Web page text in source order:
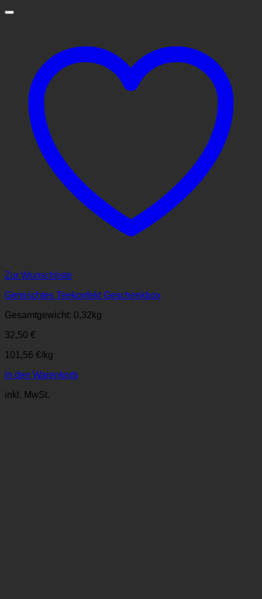
Zur Wunschliste
Gemischtes Teekonfekt Geschenkbox
Gesamtgewicht: 0,32 kg
32,50 €
101,56 €/kg
In den Warenkorb
inkl. MwSt.